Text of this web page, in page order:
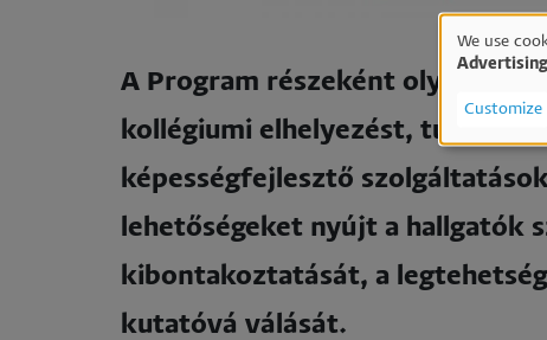
A Program részeként olyan
kollégiumi elhelyezést, tutori
képességfejlesztő
lehetőségeket nyújt a hallgatók
kibontakoztatását, a
kutatóvá válását.
Use
of
We use
Customize